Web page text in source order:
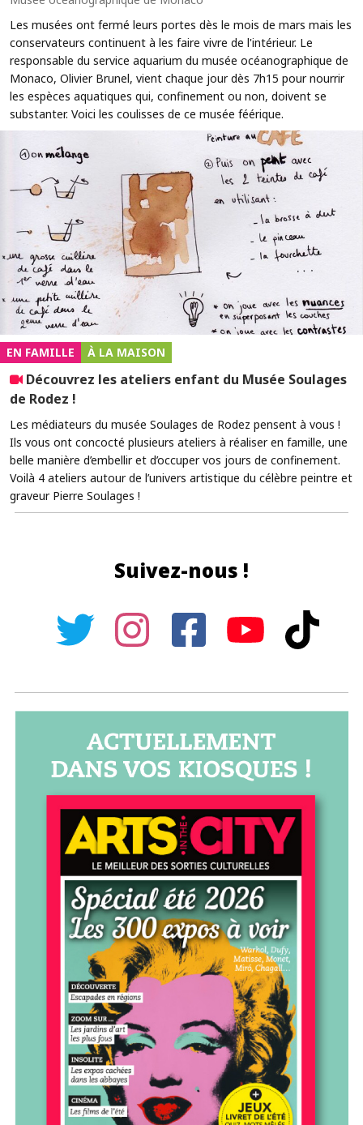
Les musées ont fermé leurs portes dès le mois de mars mais les
conservateurs continuent à les faire vivre de l'intérieur. Le
responsable du service aquarium du musée océanographique de
Monaco, Olivier Brunel, vient chaque jour dès 7h15 pour nourrir
les espèces aquatiques qui, confinement ou non, doivent se
substanter. Voici les coulisses de ce musée féérique.
EN FAMILLE À LA MAISON
Découvrez les ateliers enfant du Musée Soulages
de Rodez !
Les médiateurs du musée Soulages de Rodez pensent à vous !
Ils vous ont concocté plusieurs ateliers à réaliser en famille, une
belle manière d’embellir et d’occuper vos jours de confinement.
Voilà 4 ateliers autour de l’univers artistique du célèbre peintre et
graveur Pierre Soulages !
Suivez-nous !